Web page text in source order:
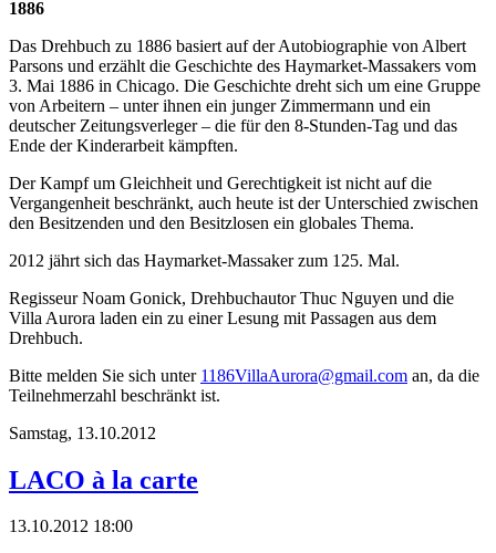
1886
Das Drehbuch zu 1886 basiert auf der Autobiographie von Albert
Parsons und erzählt die Geschichte des Haymarket-Massakers vom
3. Mai 1886 in Chicago. Die Geschichte dreht sich um eine Gruppe
von Arbeitern – unter ihnen ein junger Zimmermann und ein
deutscher Zeitungsverleger – die für den 8-Stunden-Tag und das
Ende der Kinderarbeit kämpften.
Der Kampf um Gleichheit und Gerechtigkeit ist nicht auf die
Vergangenheit beschränkt, auch heute ist der Unterschied zwischen
den Besitzenden und den Besitzlosen ein globales Thema.
2012 jährt sich das Haymarket-Massaker zum 125. Mal.
Regisseur Noam Gonick, Drehbuchautor Thuc Nguyen und die
Villa Aurora laden ein zu einer Lesung mit Passagen aus dem
Drehbuch.
Bitte melden Sie sich unter 1186VillaAurora@gmail.com an, da die
Teilnehmerzahl beschränkt ist.
Samstag, 13.10.2012
LACO à la carte
13.10.2012 18:00